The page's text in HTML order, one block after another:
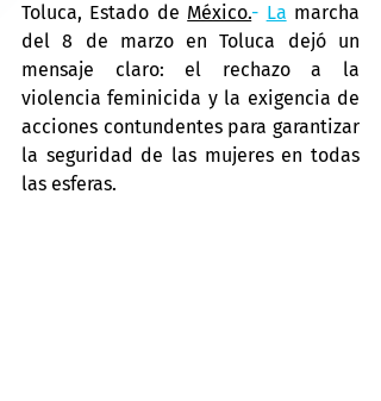
Toluca, Estado de México.- La marcha
del 8 de marzo en Toluca dejó un
mensaje claro: el rechazo a la
violencia feminicida y la exigencia de
acciones contundentes para garantizar
la seguridad de las mujeres en todas
las esferas.